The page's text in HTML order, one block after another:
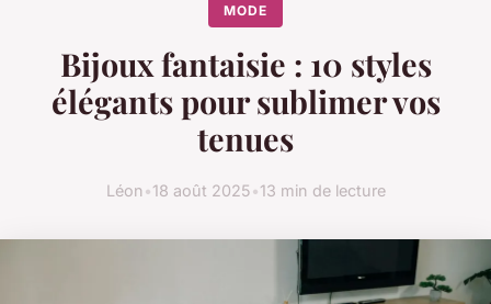
MODE
Bijoux fantaisie : 10 styles
élégants pour sublimer vos
tenues
Léon•18 août 2025•13 min de lecture